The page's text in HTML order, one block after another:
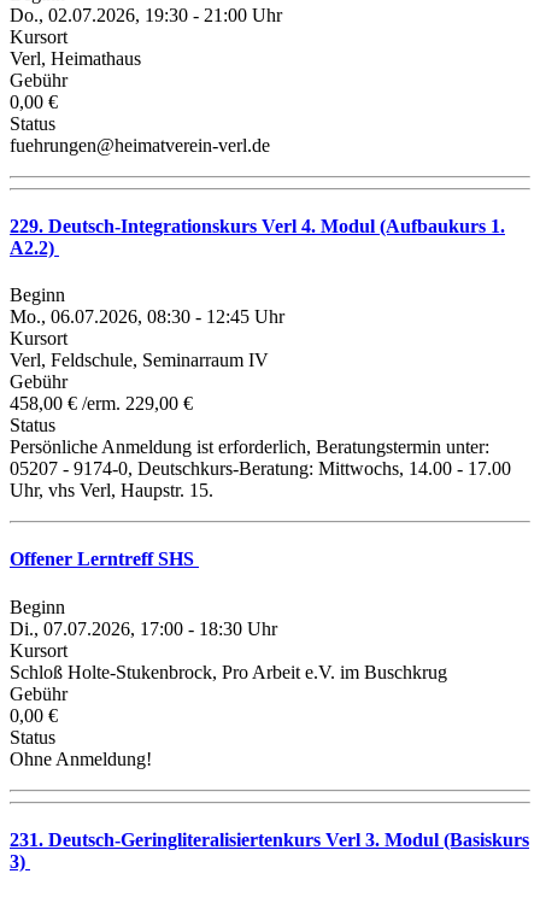
Do., 02.07.2026, 19:30 - 21:00 Uhr
Kursort
Verl, Heimathaus
Gebühr
0,00 €
Status
fuehrungen@heimatverein-verl.de
229. Deutsch-Integrationskurs Verl 4. Modul (Aufbaukurs 1.
A2.2)
Beginn
Mo., 06.07.2026, 08:30 - 12:45 Uhr
Kursort
Verl, Feldschule, Seminarraum IV
Gebühr
458,00 € /erm. 229,00 €
Status
Persönliche Anmeldung ist erforderlich, Beratungstermin unter:
05207 - 9174-0, Deutschkurs-Beratung: Mittwochs, 14.00 - 17.00
Uhr, vhs Verl, Haupstr. 15.
Offener Lerntreff SHS
Beginn
Di., 07.07.2026, 17:00 - 18:30 Uhr
Kursort
Schloß Holte-Stukenbrock, Pro Arbeit e.V. im Buschkrug
Gebühr
0,00 €
Status
Ohne Anmeldung!
231. Deutsch-Geringliteralisiertenkurs Verl 3. Modul (Basiskurs
3)